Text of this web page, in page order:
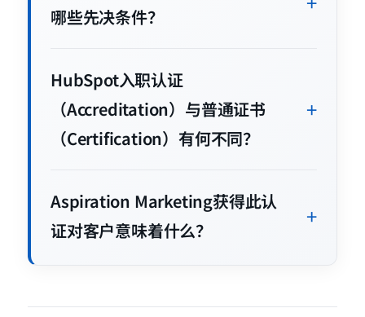
哪些先决条件？
HubSpot入职认证
（Accreditation）与普通证书
（Certification）有何不同？
Aspiration Marketing获得此认
证对客户意味着什么？